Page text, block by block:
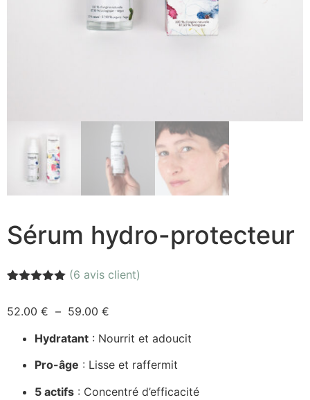
Sérum hydro-protecteur
basé sur
client
(6 avis client)
52.00 € – 59.00 €
Hydratant : Nourrit et adoucit
Pro-âge : Lisse et raffermit
5 actifs : Concentré d’efficacité